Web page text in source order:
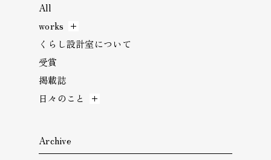
All
works
くらし設計室について
受賞
掲載誌
日々のこと
Archive